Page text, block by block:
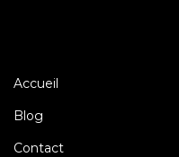
Accueil
Blog
Contact